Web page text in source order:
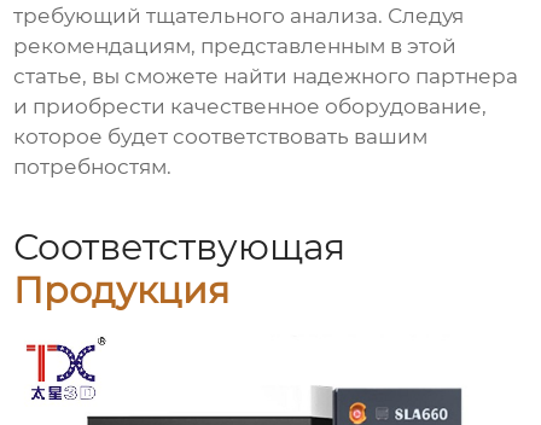
требующий тщательного анализа. Следуя
рекомендациям, представленным в этой
статье, вы сможете найти надежного партнера
и приобрести качественное оборудование,
которое будет соответствовать вашим
потребностям.
Соответствующая
Продукция